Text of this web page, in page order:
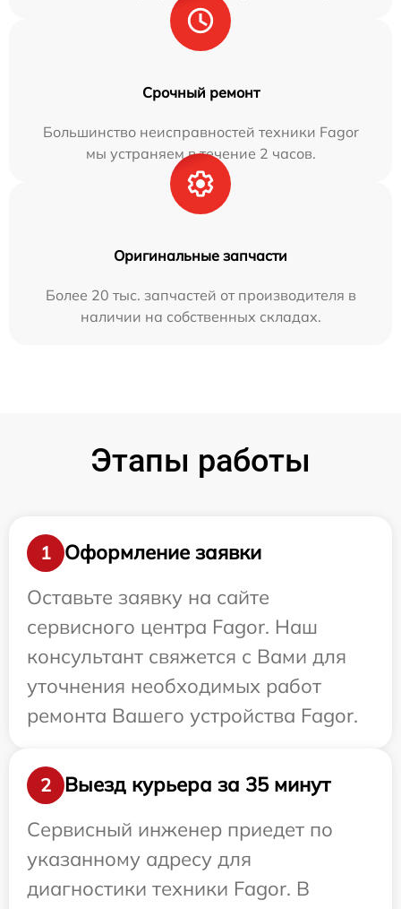
Срочный ремонт
Большинство неисправностей техники Fagor
мы устраняем в течение 2 часов.
Оригинальные запчасти
Более 20 тыс. запчастей от производителя в
наличии на собственных складах.
Этапы работы
1
Оформление заявки
Оставьте заявку на сайте
сервисного центра Fagor. Наш
консультант свяжется с Вами для
уточнения необходимых работ
ремонта Вашего устройства Fagor.
2
Выезд курьера за 35 минут
Сервисный инженер приедет по
указанному адресу для
диагностики техники Fagor. В